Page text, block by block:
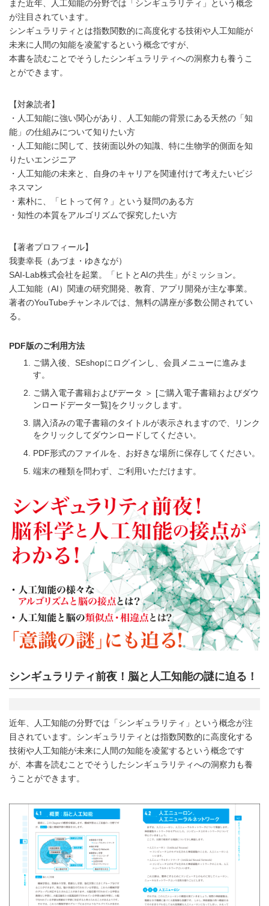
また近年、人工知能の分野では「シンギュラリティ」という概念
が注目されています。
シンギュラリティとは指数関数的に高度化する技術や人工知能が
未来に人間の知能を凌駕するという概念ですが、
本書を読むことでそうしたシンギュラリティへの洞察力も養うこ
とができます。
【対象読者】
・人工知能に強い関心があり、人工知能の背景にある天然の「知
能」の仕組みについて知りたい方
・人工知能に関して、技術面以外の知識、特に生物学的側面を知
りたいエンジニア
・人工知能の未来と、自身のキャリアを関連付けて考えたいビジ
ネスマン
・素朴に、「ヒトって何？」という疑問のある方
・知性の本質をアルゴリズムで探究したい方
【著者プロフィール】
我妻幸長（あづま・ゆきなが）
SAI-Lab株式会社を起業。「ヒトとAIの共生」がミッション。
人工知能（AI）関連の研究開発、教育、アプリ開発が主な事業。
著者のYouTubeチャンネルでは、無料の講座が多数公開されてい
る。
PDF版のご利用方法
ご購入後、SEshopにログインし、会員メニューに進みま
す。
ご購入電子書籍およびデータ ＞ [ご購入電子書籍およびダウ
ンロードデータ一覧]をクリックします。
購入済みの電子書籍のタイトルが表示されますので、リンク
をクリックしてダウンロードしてください。
PDF形式のファイルを、お好きな場所に保存してください。
端末の種類を問わず、ご利用いただけます。
シンギュラリティ前夜！脳と人工知能の謎に迫る！
近年、人工知能の分野では「シンギュラリティ」という概念が注
目されています。シンギュラリティとは指数関数的に高度化する
技術や人工知能が未来に人間の知能を凌駕するという概念です
が、本書を読むことでそうしたシンギュラリティへの洞察力も養
うことができます。